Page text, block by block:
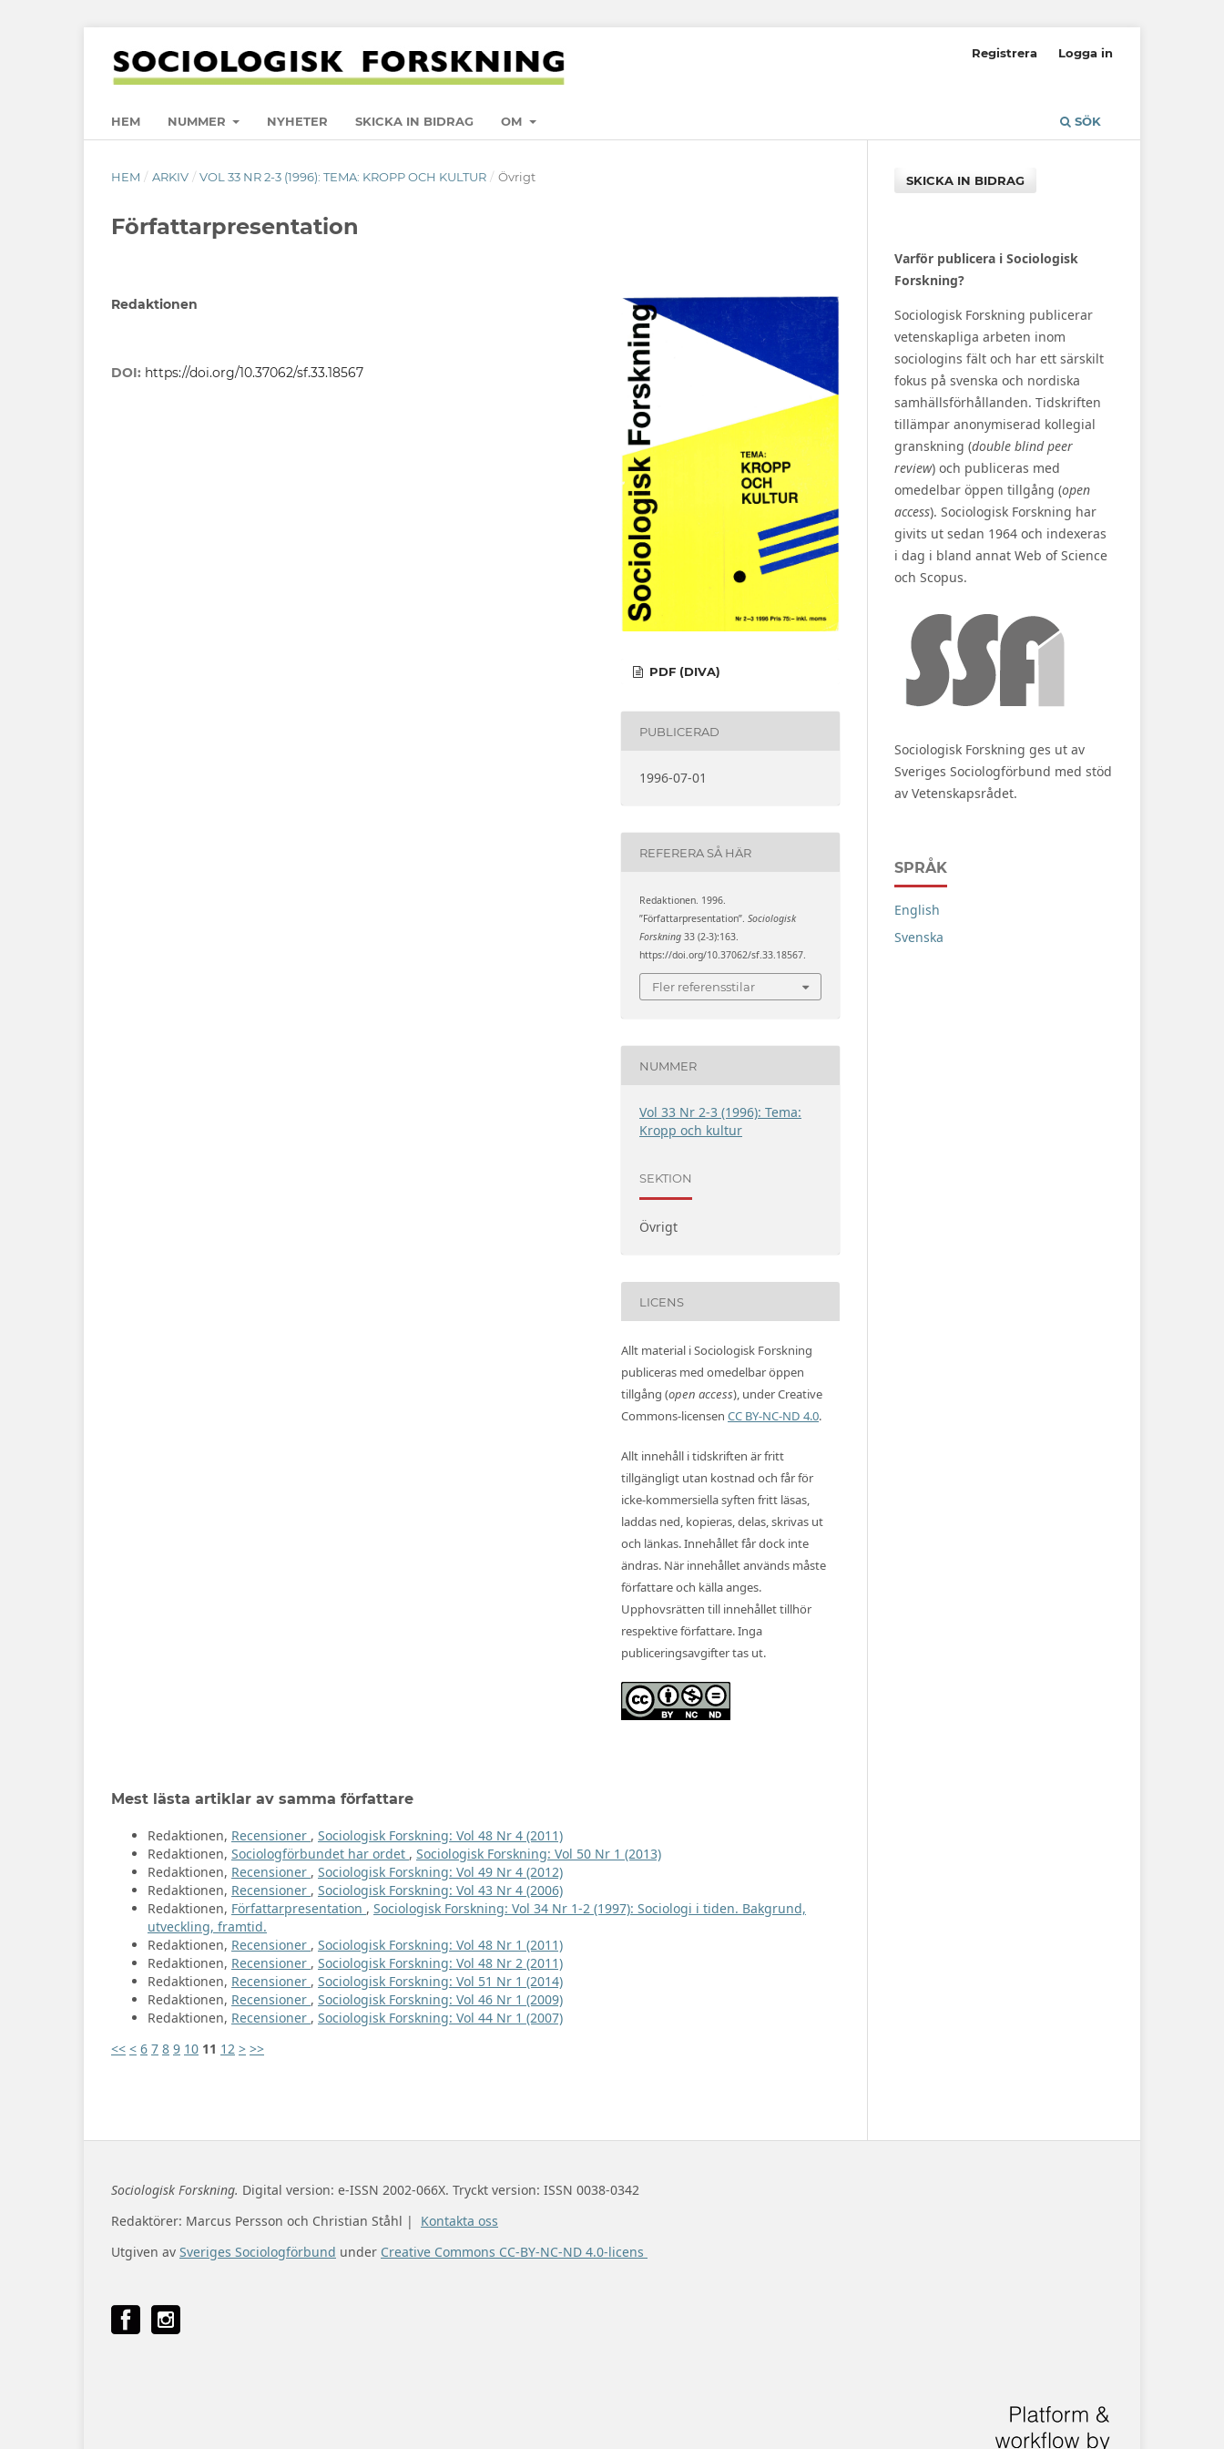
HEM NUMMER NYHETER SKICKA IN BIDRAG OM SÖK
Registrera Logga in
HEM / ARKIV / VOL 33 NR 2-3 (1996): TEMA: KROPP OCH KULTUR / Övrigt
Författarpresentation
Redaktionen
DOI: https://doi.org/10.37062/sf.33.18567
PDF (DIVA)
PUBLICERAD
1996-07-01
REFERERA SÅ HÄR
Redaktionen. 1996.
”Författarpresentation”. Sociologisk
Forskning 33 (2-3):163.
https://doi.org/10.37062/sf.33.18567.
Fler referensstilar
NUMMER
Vol 33 Nr 2-3 (1996): Tema:
Kropp och kultur
SEKTION
Övrigt
LICENS
Allt material i Sociologisk Forskning
publiceras med omedelbar öppen
tillgång (open access), under Creative
Commons-licensen CC BY-NC-ND 4.0.
Allt innehåll i tidskriften är fritt
tillgängligt utan kostnad och får för
icke-kommersiella syften fritt läsas,
laddas ned, kopieras, delas, skrivas ut
och länkas. Innehållet får dock inte
ändras. När innehållet används måste
författare och källa anges.
Upphovsrätten till innehållet tillhör
respektive författare. Inga
publiceringsavgifter tas ut.
Mest lästa artiklar av samma författare
Redaktionen, Recensioner , Sociologisk Forskning: Vol 48 Nr 4 (2011)
Redaktionen, Sociologförbundet har ordet , Sociologisk Forskning: Vol 50 Nr 1 (2013)
Redaktionen, Recensioner , Sociologisk Forskning: Vol 49 Nr 4 (2012)
Redaktionen, Recensioner , Sociologisk Forskning: Vol 43 Nr 4 (2006)
Redaktionen, Författarpresentation , Sociologisk Forskning: Vol 34 Nr 1-2 (1997): Sociologi i tiden. Bakgrund,
utveckling, framtid.
Redaktionen, Recensioner , Sociologisk Forskning: Vol 48 Nr 1 (2011)
Redaktionen, Recensioner , Sociologisk Forskning: Vol 48 Nr 2 (2011)
Redaktionen, Recensioner , Sociologisk Forskning: Vol 51 Nr 1 (2014)
Redaktionen, Recensioner , Sociologisk Forskning: Vol 46 Nr 1 (2009)
Redaktionen, Recensioner , Sociologisk Forskning: Vol 44 Nr 1 (2007)
<< < 6 7 8 9 10 11 12 > >>
SKICKA IN BIDRAG
Varför publicera i Sociologisk
Forskning?
Sociologisk Forskning publicerar
vetenskapliga arbeten inom
sociologins fält och har ett särskilt
fokus på svenska och nordiska
samhällsförhållanden. Tidskriften
tillämpar anonymiserad kollegial
granskning (double blind peer
review) och publiceras med
omedelbar öppen tillgång (open
access). Sociologisk Forskning har
givits ut sedan 1964 och indexeras
i dag i bland annat Web of Science
och Scopus.
Sociologisk Forskning ges ut av
Sveriges Sociologförbund med stöd
av Vetenskapsrådet.
SPRÅK
English
Svenska
Sociologisk Forskning. Digital version: e-ISSN 2002-066X. Tryckt version: ISSN 0038-0342
Redaktörer: Marcus Persson och Christian Ståhl | Kontakta oss
Utgiven av Sveriges Sociologförbund under Creative Commons CC-BY-NC-ND 4.0-licens